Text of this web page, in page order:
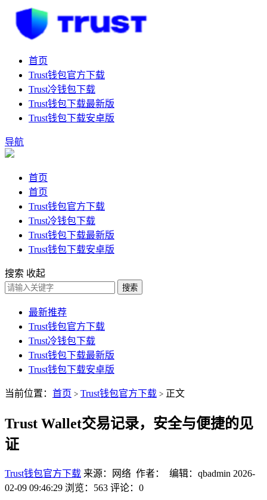
首页
Trust钱包官方下载
Trust冷钱包下载
Trust钱包下载最新版
Trust钱包下载安卓版
导航
首页
首页
Trust钱包官方下载
Trust冷钱包下载
Trust钱包下载最新版
Trust钱包下载安卓版
搜索 收起
搜索
最新推荐
Trust钱包官方下载
Trust冷钱包下载
Trust钱包下载最新版
Trust钱包下载安卓版
当前位置： 首页 > Trust钱包官方下载 > 正文
Trust Wallet交易记录，安全与便捷的见
证
Trust钱包官方下载 来源：网络 作者： 编辑：qbadmin 2026-
02-09 09:46:29 浏览：563 评论：0